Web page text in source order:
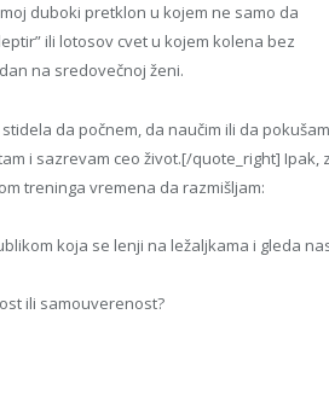
duboki pretklon u kojem ne samo da
ili lotosov cvet u kojem kolena bez
na sredovečnoj ženi.
da počnem, da naučim ili da pokušam,
i sazrevam ceo život.[/quote_right] Ipak,
treninga vremena da razmišljam:
koja se lenji na ležaljkama i gleda
ili samouverenost?